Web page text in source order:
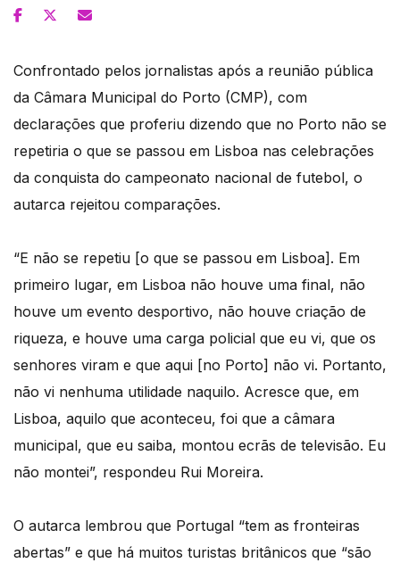
Confrontado pelos jornalistas após a reunião pública
da Câmara Municipal do Porto (CMP), com
declarações que proferiu dizendo que no Porto não se
repetiria o que se passou em Lisboa nas celebrações
da conquista do campeonato nacional de futebol, o
autarca rejeitou comparações.
“E não se repetiu [o que se passou em Lisboa]. Em
primeiro lugar, em Lisboa não houve uma final, não
houve um evento desportivo, não houve criação de
riqueza, e houve uma carga policial que eu vi, que os
senhores viram e que aqui [no Porto] não vi. Portanto,
não vi nenhuma utilidade naquilo. Acresce que, em
Lisboa, aquilo que aconteceu, foi que a câmara
municipal, que eu saiba, montou ecrãs de televisão. Eu
não montei”, respondeu Rui Moreira.
O autarca lembrou que Portugal “tem as fronteiras
abertas” e que há muitos turistas britânicos que “são